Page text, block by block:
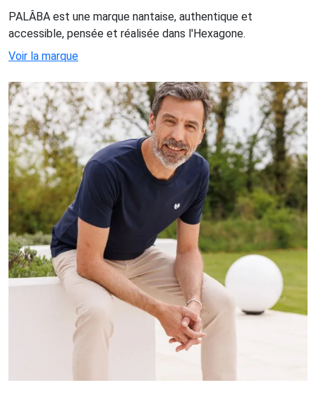
PALÂBA est une marque nantaise, authentique et
accessible, pensée et réalisée dans l'Hexagone.
Voir la marque